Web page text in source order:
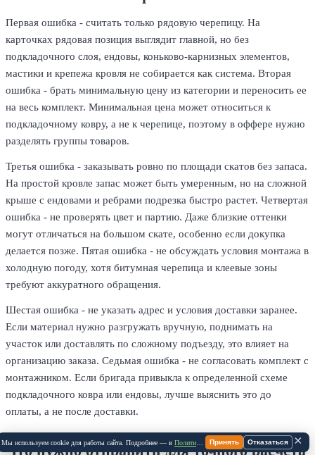
Первая ошибка - считать только рядовую черепицу. На
карточках рядовая позиция выглядит главной, но без
подкладочного слоя, ендовы, коньково-карнизных элементов,
мастики и крепежа кровля не собирается как система. Вторая
ошибка - брать минимальную цену из категории и переносить ее
на весь комплект. Минимальная цена может относиться к
подкладочному ковру, а не к черепице, поэтому в оффере нужно
разделять группы товаров.
Третья ошибка - заказывать ровно по площади скатов без запаса.
На простой кровле запас может быть умеренным, но на сложной
крыше с ендовами и ребрами подрезка быстро растет. Четвертая
ошибка - не проверять цвет и партию. Даже близкие оттенки
могут отличаться на большом скате, особенно если докупка
делается позже. Пятая ошибка - не обсуждать условия монтажа в
холодную погоду, хотя битумная черепица и клеевые зоны
требуют аккуратного обращения.
Шестая ошибка - не указать адрес и условия доставки заранее.
Если материал нужно разгружать вручную, поднимать на
участок или доставлять по сложному подъезду, это влияет на
организацию заказа. Седьмая ошибка - не согласовать комплект с
монтажником. Если бригада привыкла к определенной схеме
подкладочного ковра или ендовы, лучше выяснить это до
оплаты, а не после доставки.
Что нужно отправить для точного расчета
×
Мы используем cookie для работы сайта. Подробнее — в Политике Cookie .
Принять Отказаться